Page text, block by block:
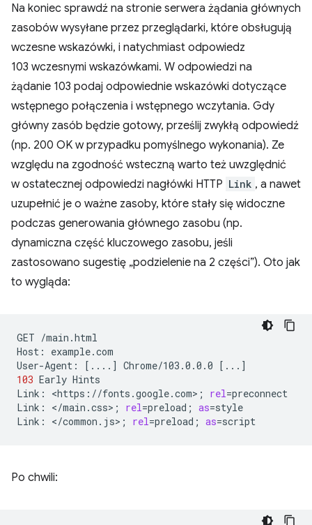
Na koniec sprawdź na stronie serwera żądania głównych
zasobów wysyłane przez przeglądarki, które obsługują
wczesne wskazówki, i natychmiast odpowiedz
103 wczesnymi wskazówkami. W odpowiedzi na
żądanie 103 podaj odpowiednie wskazówki dotyczące
wstępnego połączenia i wstępnego wczytania. Gdy
główny zasób będzie gotowy, prześlij zwykłą odpowiedź
(np. 200 OK w przypadku pomyślnego wykonania). Ze
względu na zgodność wsteczną warto też uwzględnić
w ostatecznej odpowiedzi nagłówki HTTP Link , a nawet
uzupełnić je o ważne zasoby, które stały się widoczne
podczas generowania głównego zasobu (np.
dynamiczna część kluczowego zasobu, jeśli
zastosowano sugestię „podzielenie na 2 części”). Oto jak
to wygląda:
GET /main.html
Host:
example.com
User-Agent:
[ .... ] Chrome/103.0.0.0 [ ... ]
103 Early Hints
Link:
<https://fonts.google.com> ; rel=preconnect
Link:
</main.css> ; rel=preload ; as=style
Link:
</common.js> ; rel=preload ; as=
Po chwili: